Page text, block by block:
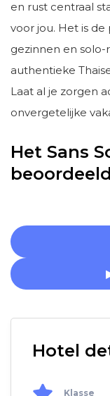
en rust centraal
voor jou. Het is
gezinnen en solo-
authentieke
Laat al je zorgen
onvergetelijke
Het Sans
Hotel
Klasse